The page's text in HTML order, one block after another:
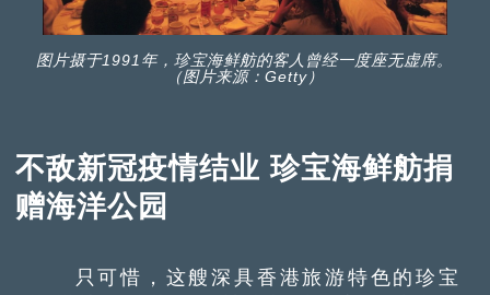
图片摄于1991年，珍宝海鲜舫的客人曾经一度座无虚席。
（图片来源：Getty）
不敌新冠疫情结业 珍宝海鲜舫捐
赠海洋公园
只可惜，这艘深具香港旅游特色的珍宝